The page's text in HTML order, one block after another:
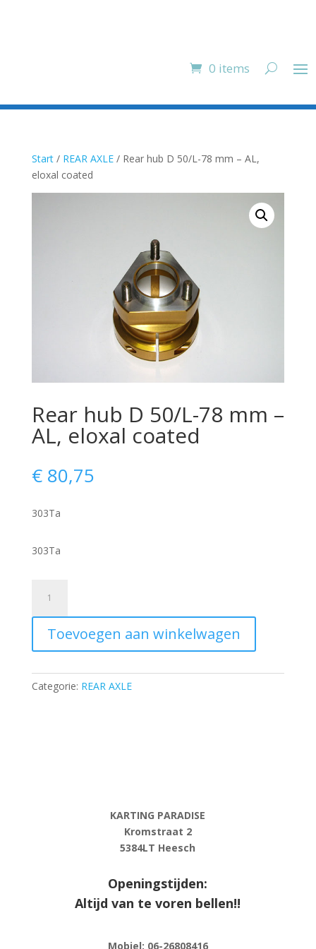
0 items
Start/ REAR AXLE/ Rear hub D 50/L-78 mm – AL,
eloxal coated
Rear hub D 50/L-78 mm –
AL, eloxal coated
€80,75
303Ta
303Ta
D
78
-
Toevoegen aan winkelwagen
Categorie: REAR AXLE
KARTING PARADISE
Kromstraat 2
5384LT Heesch
Openingstijden:
Altijd van te voren bellen!!
Mobiel: 06-26808416